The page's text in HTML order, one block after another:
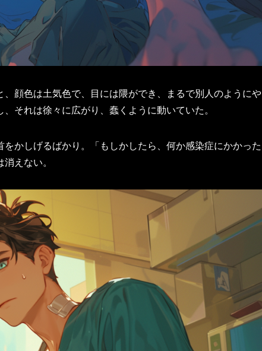
顔色は土気色で、目には隈ができ、まるで別人のようにや
それは徐々に広がり、蠢くように動いていた。
かしげるばかり。「もしかしたら、何か感染症にかかった
えない。